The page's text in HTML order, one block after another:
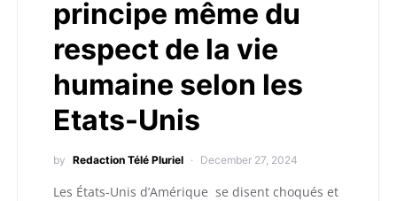
principe même du
respect de la vie
humaine selon les
Etats-Unis
by Redaction Télé Pluriel December 27, 2024
Les États-Unis d’Amérique se disent choqués et